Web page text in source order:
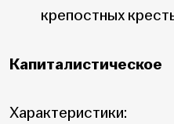
крепостных
Капиталистическое
Характеристики: